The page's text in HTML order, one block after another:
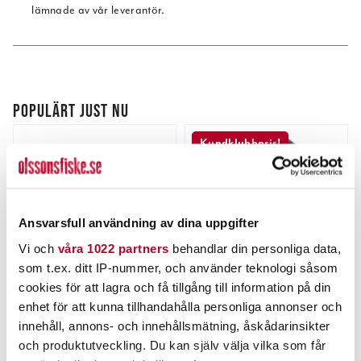
Ansvarsfull användning av dina uppgifter
Vi och våra 1022 partners behandlar din personliga data,
som t.ex. ditt IP-nummer, och använder teknologi såsom
cookies för att lagra och få tillgång till information på din
enhet för att kunna tillhandahålla personliga annonser och
innehåll, annons- och innehållsmätning, åskådarinsikter
och produktutveckling. Du kan själv välja vilka som får
lämnade av vår leverantör.
POPULÄRT JUST NU
DARTS
Hard Lock Beteslås fp.
Nuvarande pris:
55,00 kr
Kundklubbpris!
RAM RAP-354U-TRA1 ''C''
Track Ball med T-fäste.
Nuvarande pris
293,00 kr